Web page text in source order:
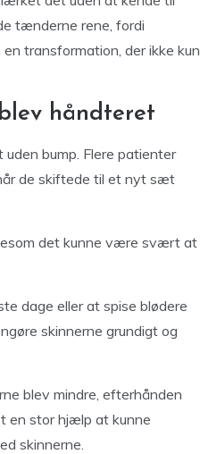
tænderne rene, fordi
transformation, der ikke kun
håndteret
bump. Flere patienter
de skiftede til et nyt sæt
det kunne være svært at
dage eller at spise blødere
skinnerne grundigt og
blev mindre, efterhånden
en stor hjælp at kunne
skinnerne.